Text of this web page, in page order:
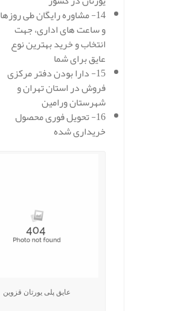
14- مشاوره رایگان طی روزها
و ساعت های اداری، جهت
انتخاب و خرید بهترین نوع
عایق برای شما
15- دارا بودن دفتر مرکزی
فروش در استان تهران و
شهرستان ورامین
16- تحویل فوری محصول
خریداری شده
عایق پلی یورتان قزوین